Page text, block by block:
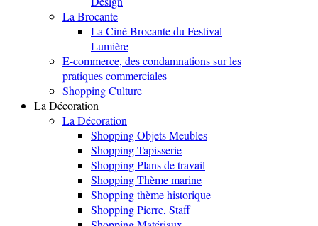
La Brocante
La Ciné Brocante du Festival
Lumière
E-commerce, des condamnations sur les
pratiques commerciales
Shopping Culture
La Décoration
La Décoration
Shopping Objets Meubles
Shopping Tapisserie
Shopping Plans de travail
Shopping Thème marine
Shopping thème historique
Shopping Pierre, Staff